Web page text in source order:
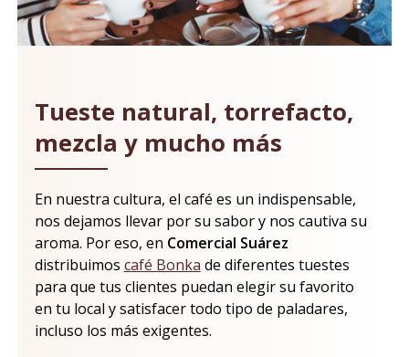
Tueste natural, torrefacto,
mezcla y mucho más
En nuestra cultura, el café es un indispensable,
nos dejamos llevar por su sabor y nos cautiva su
aroma. Por eso, en Comercial Suárez
distribuimos café Bonka de diferentes tuestes
para que tus clientes puedan elegir su favorito
en tu local y satisfacer todo tipo de paladares,
incluso los más exigentes.